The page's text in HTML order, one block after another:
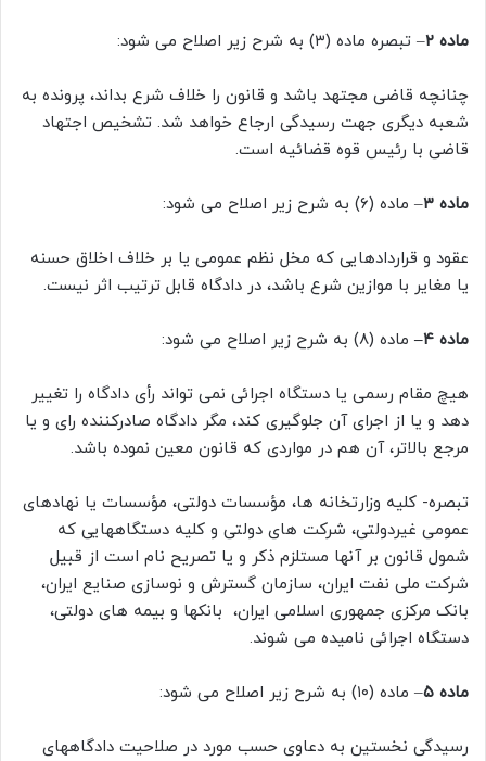
ماده ۲ – تبصره ماده (۳) به شرح زیر اصلاح می شود:
چنانچه قاضی مجتهد باشد و قانون را خلاف شرع بداند، پرونده به
شعبه دیگری جهت رسیدگی ارجاع خواهد شد. تشخیص اجتهاد
قاضی با رئیس قوه قضائیه است.
ماده ۳ – ماده (۶) به شرح زیر اصلاح می شود:
عقود و قراردادهایی که مخل نظم عمومی یا بر خلاف اخلاق حسنه
یا مغایر با موازین شرع باشد، در دادگاه قابل ترتیب اثر نیست.
ماده ۴– ماده (۸) به شرح زیر اصلاح می شود:
هیچ مقام رسمی یا دستگاه اجرائی نمی تواند رأی دادگاه را تغییر
دهد و یا از اجرای آن جلوگیری کند، مگر دادگاه صادرکننده رای و یا
مرجع بالاتر، آن هم در مواردی که قانون معین نموده باشد.
تبصره- کلیه وزارتخانه ها، مؤسسات دولتی، مؤسسات یا نهادهای
عمومی غیردولتی، شرکت های دولتی و کلیه دستگاههایی که
شمول قانون بر آنها مستلزم ذکر و یا تصریح نام است از قبیل
شرکت ملی نفت ایران، سازمان گسترش و نوسازی صنایع ایران،
بانک مرکزی جمهوری اسلامی ایران، بانکها و بیمه های دولتی،
دستگاه اجرائی نامیده می شوند.
ماده ۵ – ماده (۱۰) به شرح زیر اصلاح می شود:
رسیدگی نخستین به دعاوی حسب مورد در صلاحیت دادگاههای